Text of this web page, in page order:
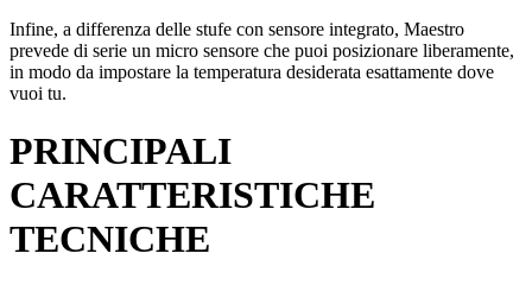
Infine, a differenza delle stufe con sensore integrato, Maestro
prevede di serie un micro sensore che puoi posizionare liberamente,
in modo da impostare la temperatura desiderata esattamente dove
vuoi tu.
PRINCIPALI
CARATTERISTICHE
TECNICHE